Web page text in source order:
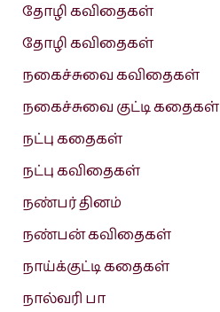
தோழி கவிதைகள்
தோழி கவிதைகள்
நகைச்சுவை கவிதைகள்
நகைச்சுவை குட்டி கதைகள்
நட்பு கதைகள்
நட்பு கவிதைகள்
நண்பர் தினம்
நண்பன் கவிதைகள்
நாய்க்குட்டி கதைகள்
நால்வரி பா